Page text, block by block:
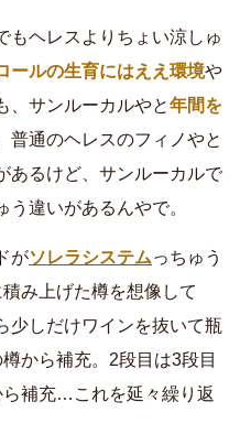
もヘレスよりちょい涼しゅ
ールの生育にはええ環境や
、サンルーカルやと年間を
普通のヘレスのフィノやと
あるけど、サンルーカルで
違いがあるんやで。
がソレラシステムっちゅう
み上げた樽を想像して
少しだけワインを抜いて瓶
から補充。2段目は3段目
補充…これを延々繰り返